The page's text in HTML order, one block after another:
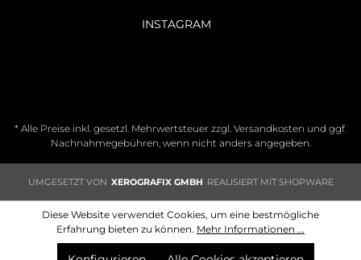
INSTAGRAM
* Alle Preise inkl. gesetzl. Mehrwertsteuer zzgl. Versandkosten und ggf.
Nachnahmegebühren, wenn nicht anders angegeben.
UMGESETZT VON XEROGRAFIX GMBH REALISIERT MIT SHOPWARE
Diese Website verwendet Cookies, um eine bestmögliche
Erfahrung bieten zu können. Mehr Informationen ...